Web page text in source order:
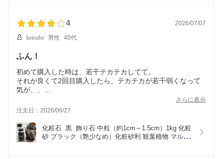
4 2026/07/07
keisube 男性 40代
ふん！
初めて購入した時は、若干テカテカしてて。
それが良くて2回目購入したら、テカテカが若干弱くなって
気が、、
3回目購入してどっちが強めになってるか楽しみです。
さらに表示
注文日：2026/06/27
化粧石  黒  飾り石 中粒（約1cm～1.5cm）1kg 化粧
砂 ブラック（艶少なめ）化粧砂利 観葉植物 マルチ